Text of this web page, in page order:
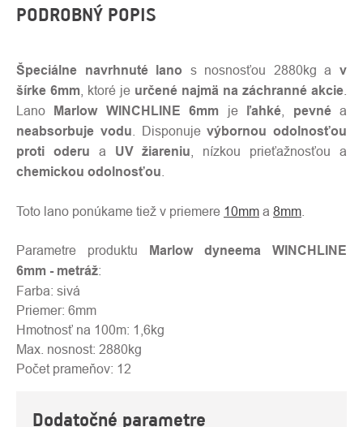
PODROBNÝ POPIS
Špeciálne navrhnuté lano s nosnosťou 2880kg av
šírke 6mm , ktoré je určené najmä na záchranné akcie
Lano Marlow WINCHLINE 6mm je ľahké pevnéa
neabsorbuje vodu . Disponujevýbornou odolnosťou
proti oderu a UV žiareniu , nízkou prieťažnosťou a
chemickou odolnosťou
Toto lano ponúkame tiež v priemere 10mm a 8mm
Parametre produktu Marlow dyneema WINCHLINE
6mm - metráž:
Farba: sivá
Priemer: 6mm
Hmotnosť na 100m: 1,6kg
Max. nosnost: 2880kg
Počet prameňov: 12
Dodatočné parametre